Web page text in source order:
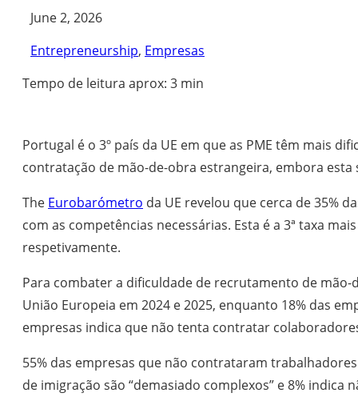
June 2, 2026
Entrepreneurship, Empresas
Tempo de leitura aprox: 3 min
Portugal é o 3º país da UE em que as PME têm mais
contratação de mão-de-obra estrangeira, embora
The Eurobarómetro da UE revelou que cerca de 35%
com as competências necessárias. Esta é a 3ª taxa
respetivamente.
Para combater a dificuldade de recrutamento de
União Europeia em 2024 e 2025, enquanto 18% das
empresas indica que não tenta contratar
55% das empresas que não contrataram
de imigração são “demasiado complexos” e 8%